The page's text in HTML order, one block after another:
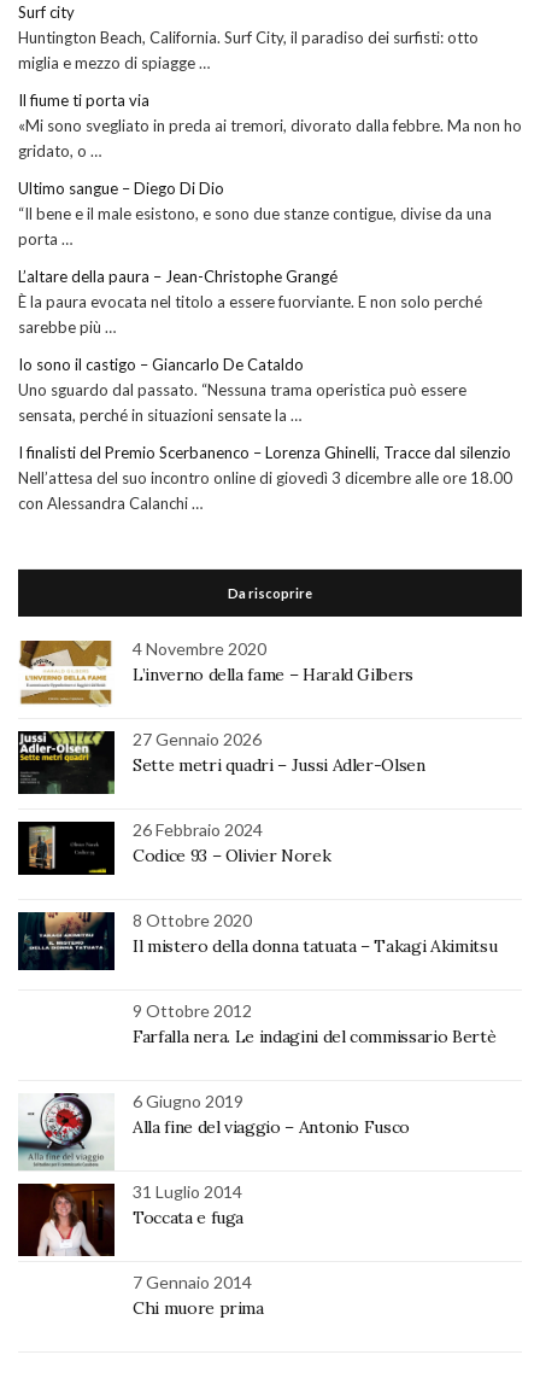
Surf city
Huntington Beach, California. Surf City, il paradiso dei surfisti: otto
miglia e mezzo di spiagge …
Il fiume ti porta via
«Mi sono svegliato in preda ai tremori, divorato dalla febbre. Ma non ho
gridato, o …
Ultimo sangue – Diego Di Dio
“Il bene e il male esistono, e sono due stanze contigue, divise da una
porta …
L’altare della paura – Jean-Christophe Grangé
È la paura evocata nel titolo a essere fuorviante. E non solo perché
sarebbe più …
Io sono il castigo – Giancarlo De Cataldo
Uno sguardo dal passato. “Nessuna trama operistica può essere
sensata, perché in situazioni sensate la …
I finalisti del Premio Scerbanenco – Lorenza Ghinelli, Tracce dal silenzio
Nell’attesa del suo incontro online di giovedì 3 dicembre alle ore 18.00
con Alessandra Calanchi …
Da riscoprire
4 Novembre 2020
L’inverno della fame – Harald Gilbers
27 Gennaio 2026
Sette metri quadri – Jussi Adler-Olsen
26 Febbraio 2024
Codice 93 – Olivier Norek
8 Ottobre 2020
Il mistero della donna tatuata – Takagi Akimitsu
9 Ottobre 2012
Farfalla nera. Le indagini del commissario Bertè
6 Giugno 2019
Alla fine del viaggio – Antonio Fusco
31 Luglio 2014
Toccata e fuga
7 Gennaio 2014
Chi muore prima